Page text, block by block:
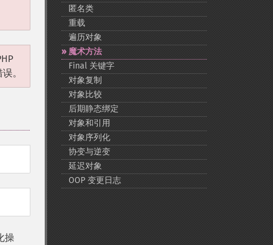
。
操
匿名类
重载
遍历对象
魔术方法
Final 关键字
对象复制
对象比较
后期静态绑定
对象和引用
对象序列化
协变与逆变
延迟对象
OOP 变更日志